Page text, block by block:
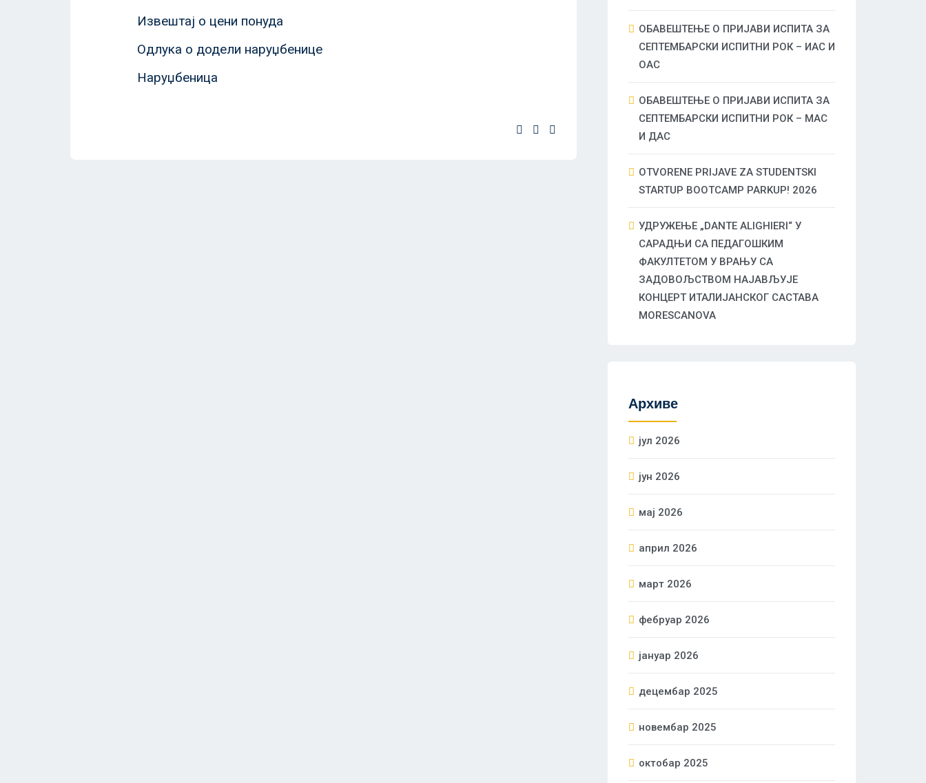
Извештај о цени понуда
Одлука о додели наруџбенице
Наруџбеница
ОБАВЕШТЕЊЕ О ПРИЈАВИ ИСПИТА ЗА
СЕПТЕМБАРСКИ ИСПИТНИ РОК – ИАС И
ОАС
ОБАВЕШТЕЊЕ О ПРИЈАВИ ИСПИТА ЗА
СЕПТЕМБАРСКИ ИСПИТНИ РОК – МАС
И ДАС
OTVORENE PRIJAVE ZA STUDENTSKI
STARTUP BOOTCAMP PARKUP! 2026
УДРУЖЕЊЕ „DANTE ALIGHIERI“ У
САРАДЊИ СА ПЕДАГОШКИМ
ФАКУЛТЕТОМ У ВРАЊУ СА
ЗАДОВОЉСТВОМ НАЈАВЉУЈЕ
КОНЦЕРТ ИТАЛИЈАНСКОГ САСТАВА
MORESCANOVA
Архиве
јул 2026
јун 2026
мај 2026
април 2026
март 2026
фебруар 2026
јануар 2026
децембар 2025
новембар 2025
октобар 2025